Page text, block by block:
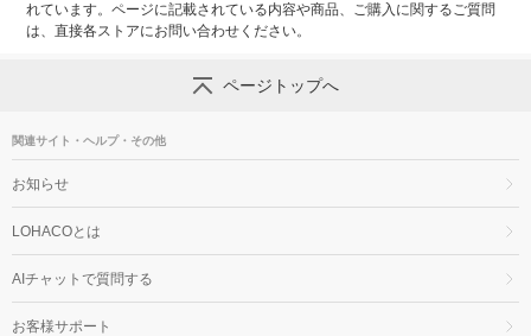
れています。ページに記載されている内容や商品、ご購入に関するご質問
は、直接各ストアにお問い合わせください。
ページトップへ
関連サイト・ヘルプ・その他
お知らせ
LOHACOとは
AIチャットで質問する
お客様サポート